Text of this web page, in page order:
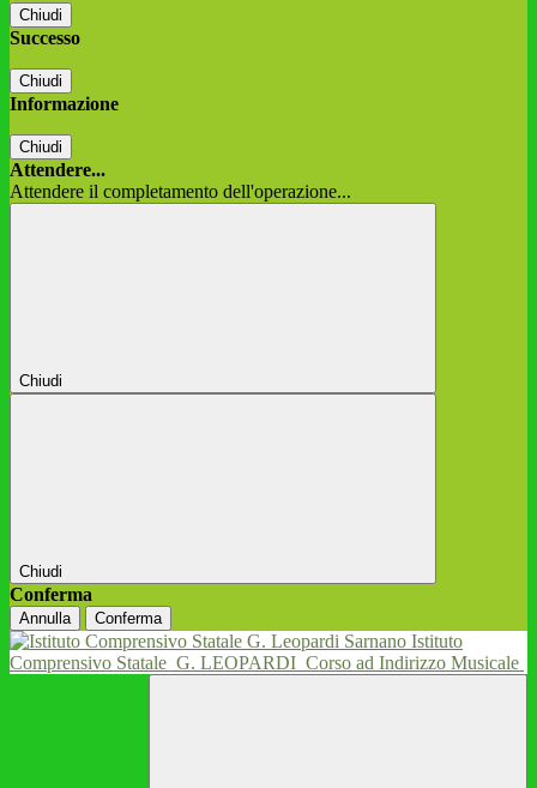
Chiudi
Successo
Chiudi
Informazione
Chiudi
Attendere...
Attendere il completamento dell'operazione...
Chiudi
Chiudi
Conferma
Annulla Conferma
Istituto
Comprensivo Statale G. LEOPARDI Corso ad Indirizzo Musicale